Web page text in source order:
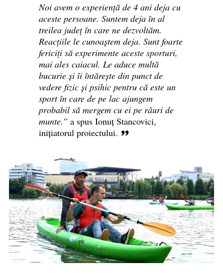
Noi avem o experiență de 4 ani deja cu
aceste persoane. Suntem deja în al
treilea județ în care ne dezvoltăm.
Reacțiile le cunoaștem deja. Sunt foarte
fericiți să experimente aceste sporturi,
mai ales caiacul. Le aduce multă
bucurie și îi întărește din punct de
vedere fizic și psihic pentru că este un
sport în care de pe lac ajungem
probabil să mergem cu ei pe râuri de
munte.” a spus Ionuț Stancovici,
inițiatorul proiectului.